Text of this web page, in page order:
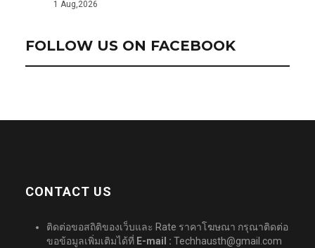
1 Aug,2026
FOLLOW US ON FACEBOOK
CONTACT US
ติดต่อขอสถิติของเว็บและ Rate ราคาโฆษณา กรุณาติดต่อ
ขอข้อมูลเพิ่มเติมได้ที่ E-mail : Techhausth@gmail.com